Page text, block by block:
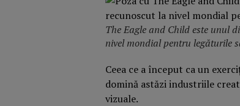
The Eagle and Child este unul
nivel mondial pentru legăturile
Ceea ce a început ca un
domină astăzi industriile
vizuale.